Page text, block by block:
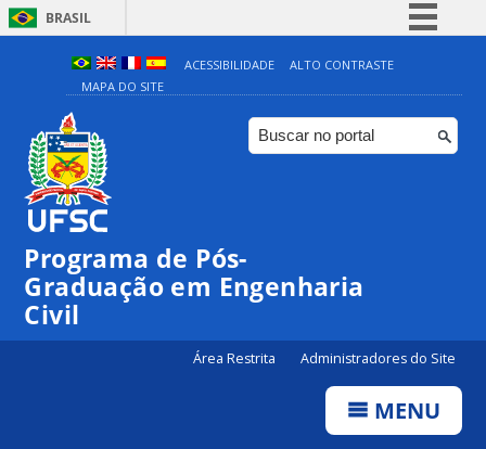
BRASIL
Simplifique!
Comunica BR
Participe
ACESSIBILIDADE
ALTO CONTRASTE
MAPA DO SITE
Programa de Pós-
Graduação em Engenharia
Civil
Área Restrita Administradores do Site
MENU